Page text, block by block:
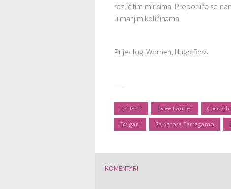
različitim mirisima. Preporuča se
u manjim količinama.
Prijedlog: Women, Hugo Boss
parfemi Estee Lauder Coco
Bvlgari Salvatore Ferragamo
KOMENTARI